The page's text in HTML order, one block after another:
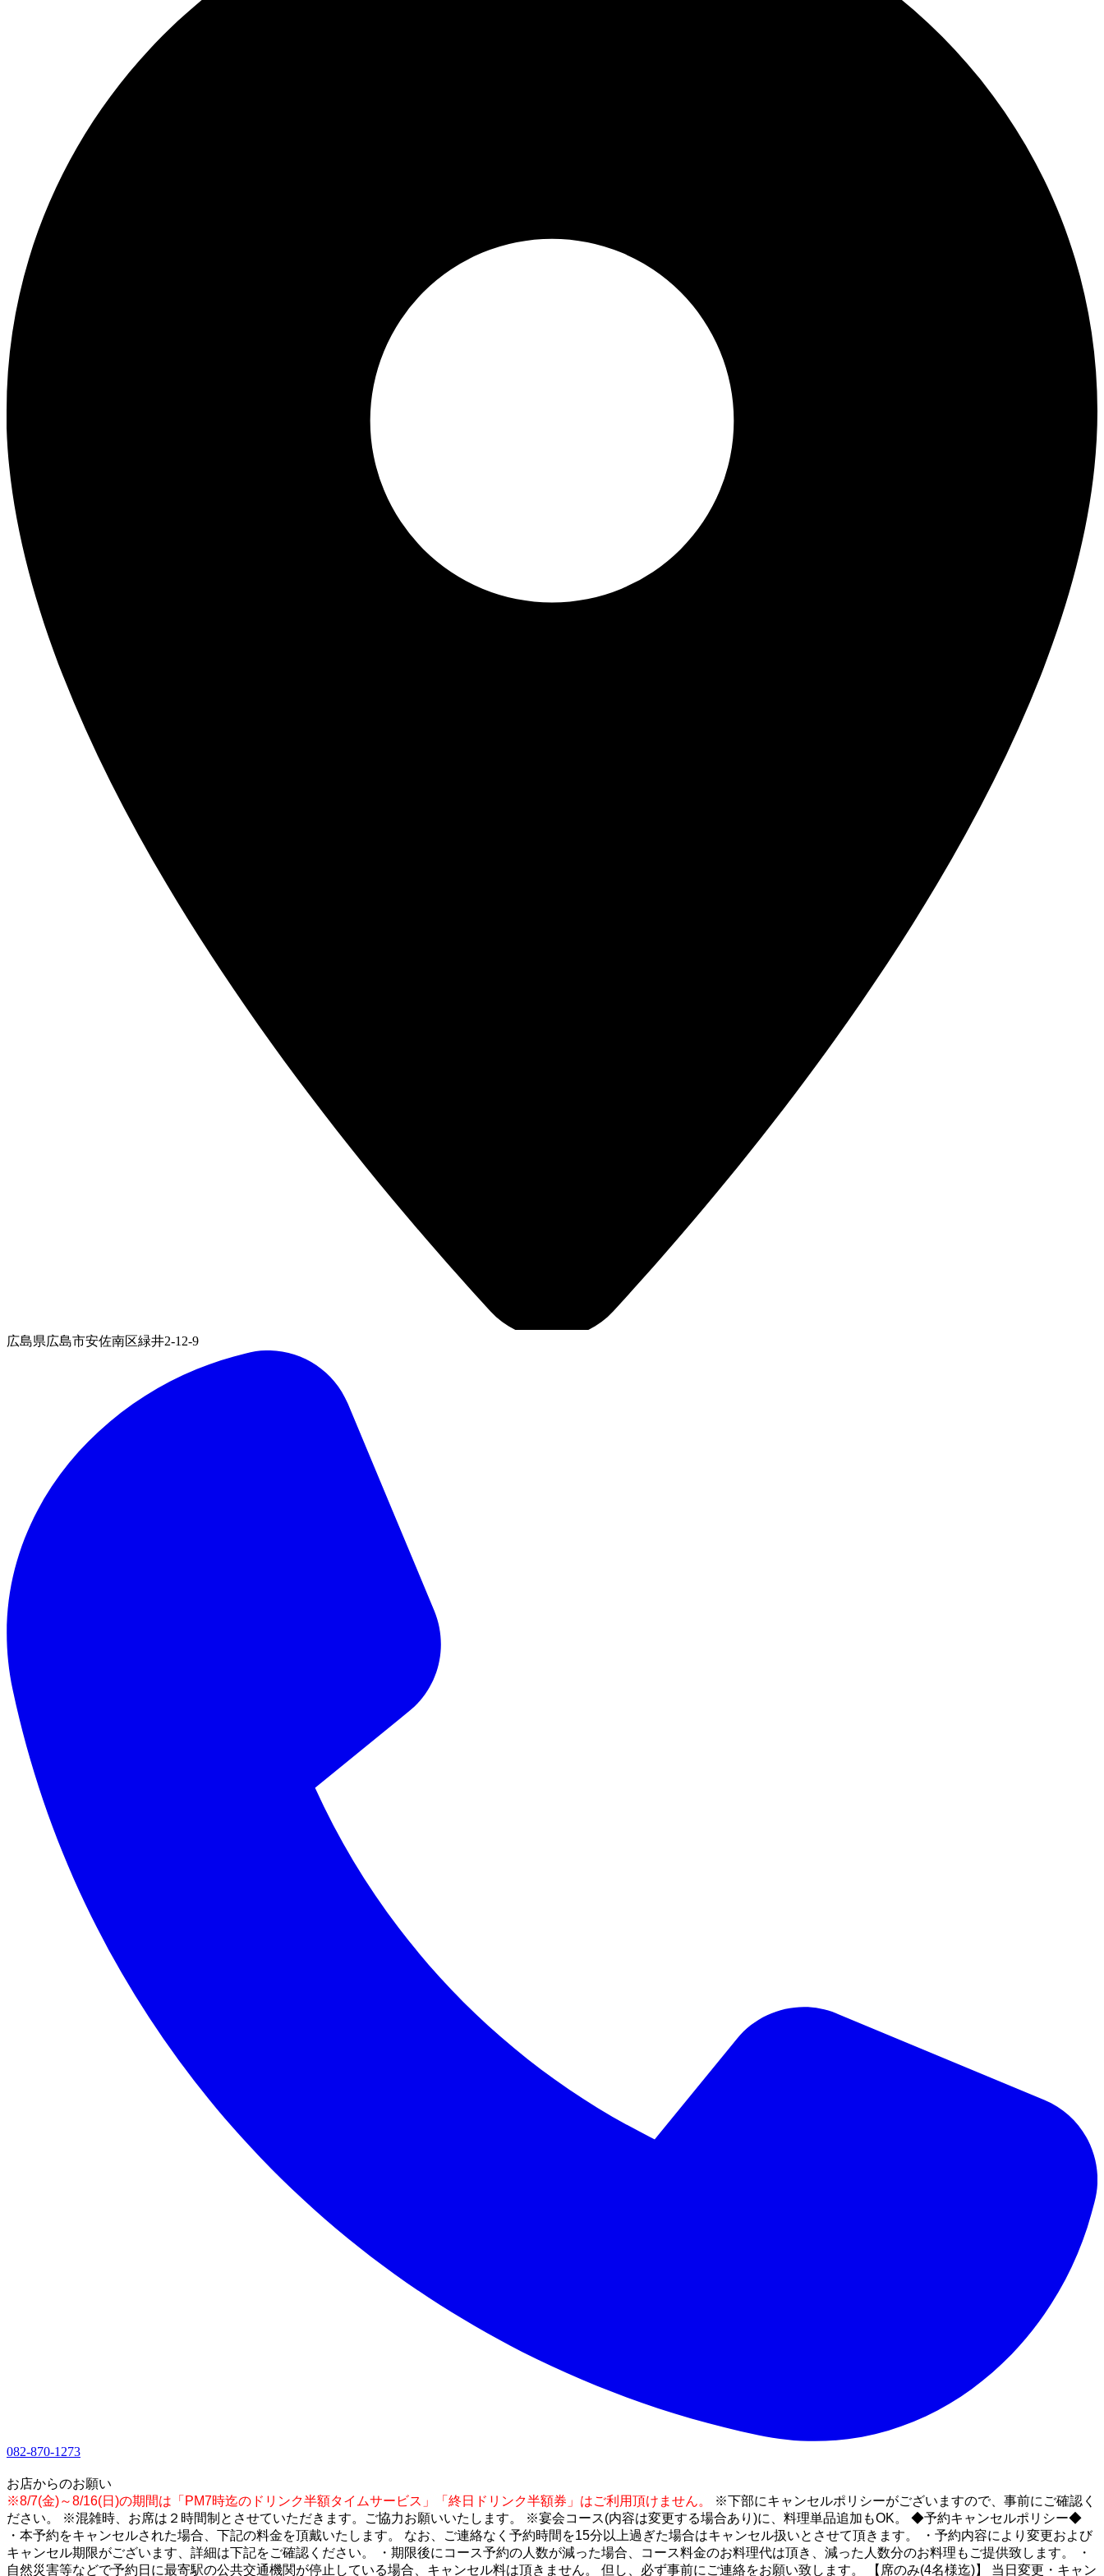
広島県広島市安佐南区緑井2-12-9
082-870-1273
お店からのお願い
※8/7(金)～8/16(日)の期間は「PM7時迄のドリンク半額タイムサービス」「終日ドリンク半額券」はご利用頂けません。
※下部にキャンセルポリシーがございますので、事前にご確認く
ださい。 ※混雑時、お席は２時間制とさせていただきます。ご協力お願いいたします。 ※宴会コース(内容は変更する場合あり)に、料理単品追加もOK。 ◆予約キャンセルポリシー◆
・本予約をキャンセルされた場合、下記の料金を頂戴いたします。 なお、ご連絡なく予約時間を15分以上過ぎた場合はキャンセル扱いとさせて頂きます。 ・予約内容により変更および
キャンセル期限がございます、詳細は下記をご確認ください。 ・期限後にコース予約の人数が減った場合、コース料金のお料理代は頂き、減った人数分のお料理もご提供致します。 ・
自然災害等などで予約日に最寄駅の公共交通機関が停止している場合、キャンセル料は頂きません。 但し、必ず事前にご連絡をお願い致します。 【席のみ(4名様迄)】 当日変更・キャン